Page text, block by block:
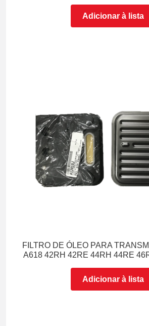
Adicionar à lista
FILTRO DE ÓLEO PARA
A618 42RH 42RE 44RH 44RE
Adicionar à lista